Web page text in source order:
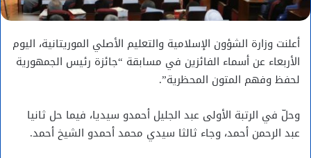
أعلنت وزارة الشؤون الإسلامية والتعليم الأصلي الموريتانية، اليوم
الأربعاء عن أسماء الفائزين في مسابقة “جائزة رئيس الجمهورية
لحفظ وفهم المتون المحظرية”.
وحلّ في الرتبة الأولى عبد الجليل أحمدو سيديا، فيما حل ثانيا
عبد الرحمن أحمد، وجاء ثالثا سيدي محمد أحمدو الشيخ أحمد.